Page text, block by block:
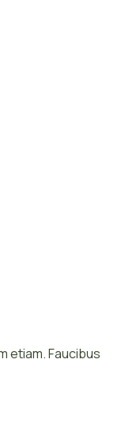
etiam. Faucibus